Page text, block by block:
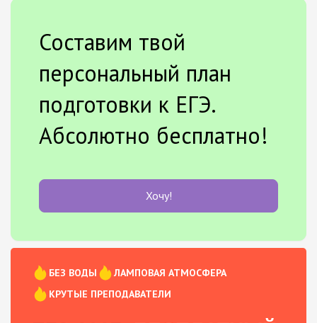
Составим твой
персональный план
подготовки к ЕГЭ.
Абсолютно бесплатно!
Хочу!
БЕЗ ВОДЫ
ЛАМПОВАЯ АТМОСФЕРА
КРУТЫЕ ПРЕПОДАВАТЕЛИ